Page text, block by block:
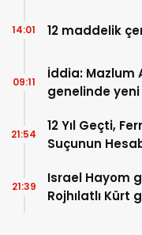
12 maddelik
14:01
İddia: Mazlum
genelinde yeni
09:11
12 Yıl Geçti,
Suçunun
21:54
Israel Hayom
Rojhılatlı
21:39